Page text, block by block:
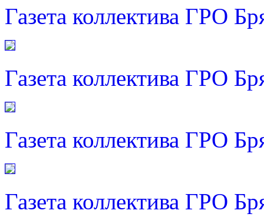
Газета коллектива ГРО
Газета коллектива ГРО
Газета коллектива ГРО
Газета коллектива ГРО